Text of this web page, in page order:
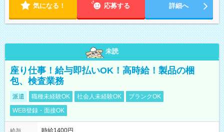
気になる！ 応募する 詳細へ
未読
座り仕事！給与即払いOK！高時給！製品の梱
包、検査業務
派遣 職種未経験OK 社会人未経験OK
ブランクOK
WEB登録・面接OK
給与
時給1400円